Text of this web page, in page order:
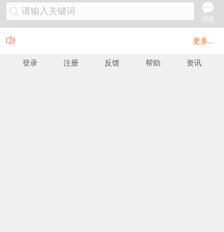
请输入关键词
消息
更多...
登录 注册 反馈 帮助 资讯